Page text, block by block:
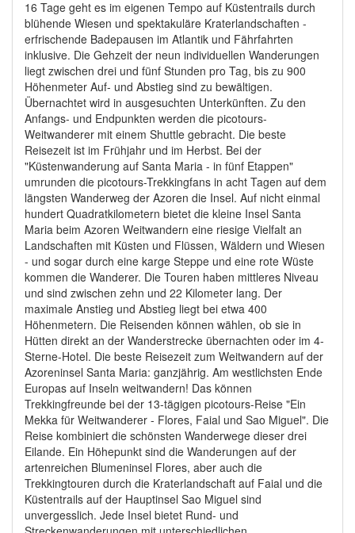
16 Tage geht es im eigenen Tempo auf Küstentrails durch
blühende Wiesen und spektakuläre Kraterlandschaften -
erfrischende Badepausen im Atlantik und Fährfahrten
inklusive. Die Gehzeit der neun individuellen Wanderungen
liegt zwischen drei und fünf Stunden pro Tag, bis zu 900
Höhenmeter Auf- und Abstieg sind zu bewältigen.
Übernachtet wird in ausgesuchten Unterkünften. Zu den
Anfangs- und Endpunkten werden die picotours-
Weitwanderer mit einem Shuttle gebracht. Die beste
Reisezeit ist im Frühjahr und im Herbst. Bei der
"Küstenwanderung auf Santa Maria - in fünf Etappen"
umrunden die picotours-Trekkingfans in acht Tagen auf dem
längsten Wanderweg der Azoren die Insel. Auf nicht einmal
hundert Quadratkilometern bietet die kleine Insel Santa
Maria beim Azoren Weitwandern eine riesige Vielfalt an
Landschaften mit Küsten und Flüssen, Wäldern und Wiesen
- und sogar durch eine karge Steppe und eine rote Wüste
kommen die Wanderer. Die Touren haben mittleres Niveau
und sind zwischen zehn und 22 Kilometer lang. Der
maximale Anstieg und Abstieg liegt bei etwa 400
Höhenmetern. Die Reisenden können wählen, ob sie in
Hütten direkt an der Wanderstrecke übernachten oder im 4-
Sterne-Hotel. Die beste Reisezeit zum Weitwandern auf der
Azoreninsel Santa Maria: ganzjährig. Am westlichsten Ende
Europas auf Inseln weitwandern! Das können
Trekkingfreunde bei der 13-tägigen picotours-Reise "Ein
Mekka für Weitwanderer - Flores, Faial und Sao Miguel". Die
Reise kombiniert die schönsten Wanderwege dieser drei
Eilande. Ein Höhepunkt sind die Wanderungen auf der
artenreichen Blumeninsel Flores, aber auch die
Trekkingtouren durch die Kraterlandschaft auf Faial und die
Küstentrails auf der Hauptinsel Sao Miguel sind
unvergesslich. Jede Insel bietet Rund- und